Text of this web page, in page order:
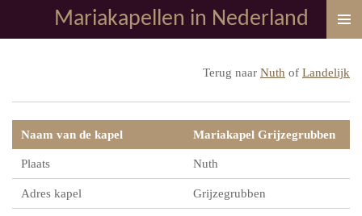
direct
Mariakapellen in Nederland
Terug naar Nuth of Landelijk
Naam van de kapel Mariakapel Grijzegrubben
Plaats Nuth
Adres kapel Grijzegrubben